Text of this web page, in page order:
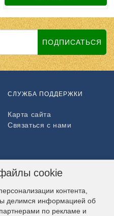
ПОДПИСАТЬСЯ
СЛУЖБА ПОДДЕРЖКИ
Карта сайта
Связаться с нами
cookie
контента,
делимся информацией об
по рекламе и